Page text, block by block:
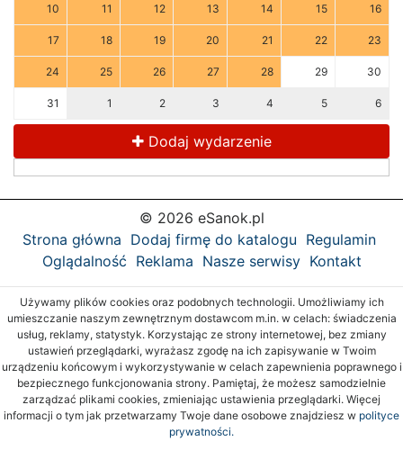
10 11 12 13 14 15 16
17 18 19 20 21 22 23
24 25 26 27 28 29 30
31 1 2 3 4 5 6
Dodaj wydarzenie
© 2026 eSanok.pl
Strona główna Dodaj firmę do katalogu Regulamin
Oglądalność Reklama Nasze serwisy Kontakt
Używamy plików cookies oraz podobnych technologii. Umożliwiamy ich
umieszczanie naszym zewnętrznym dostawcom m.in. w celach: świadczenia
usług, reklamy, statystyk. Korzystając ze strony internetowej, bez zmiany
ustawień przeglądarki, wyrażasz zgodę na ich zapisywanie w Twoim
urządzeniu końcowym i wykorzystywanie w celach zapewnienia poprawnego i
bezpiecznego funkcjonowania strony. Pamiętaj, że możesz samodzielnie
zarządzać plikami cookies, zmieniając ustawienia przeglądarki. Więcej
informacji o tym jak przetwarzamy Twoje dane osobowe znajdziesz w polityce
prywatności.